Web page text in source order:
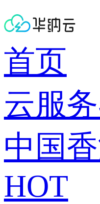
首页
云服
中国
HOT